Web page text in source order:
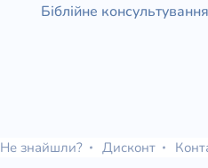
Біблійне консультування
Не знайшли? Дисконт